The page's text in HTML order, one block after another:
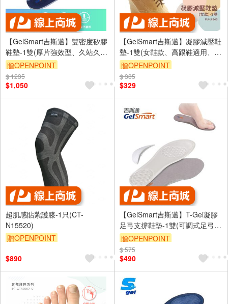
【GelSmart吉斯邁】雙密度矽膠
鞋墊-1雙(厚片強效型、久站久走
必備、足底吸震減壓、SI-
SI502D)
贈OPENPOINT
訂單滿999享9折
$ 1235
$1,050
【GelSmart吉斯邁】凝膠減壓鞋
墊-1雙(女鞋款、高跟鞋適用、
PU-UI346)
贈OPENPOINT
訂單滿999享9折
$ 385
$329
超肌感貼紮護膝-1只(CT-
N15520)
贈OPENPOINT
$890
【GelSmart吉斯邁】T-Gel凝膠
足弓支撐鞋墊-1雙(可調式足弓墊
片、凝膠吸震、抗菌表布、TG-
GI760F)
贈OPENPOINT
訂單滿999享9折
$ 575
$490